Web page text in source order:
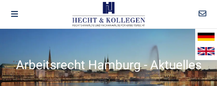
Arbeitsrecht Hamburg - Aktuelles